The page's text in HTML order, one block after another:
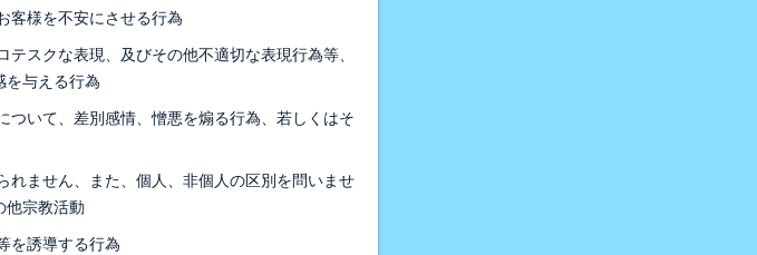
客様を不安にさせる行為
スクな表現、及びその他不適切な表現行為等、
を与える行為
ついて、差別感情、憎悪を煽る行為、若しくはそ
れません、また、個人、非個人の区別を問いませ
他宗教活動
を誘導する行為